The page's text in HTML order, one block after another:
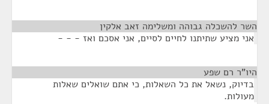
השר להשכלה גבוהה ומשלימה זאב אלקין
אני מציע שתיתנו לחיים לסיים, אני אסכם ואז - - -
היו"ר רם שפע
בדיוק, נשאל את כל השאלות, כי אתם שואלים שאלות
מעולות.